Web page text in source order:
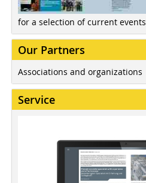
for a selection of current events
Our Partners
Associations and organizations
Service